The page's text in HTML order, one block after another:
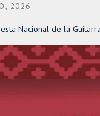
2026
Nacional de la